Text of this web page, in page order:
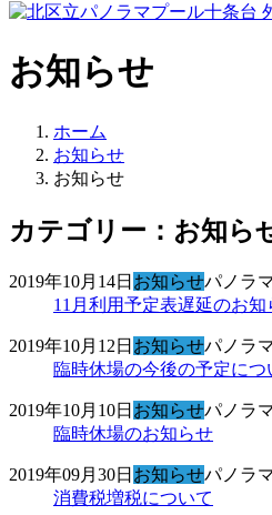
お知らせ
ホーム
お知らせ
お知らせ
カテゴリー：お知ら
2019年10月14日 お知らせパノラ
11月利用予定表遅延のお知
2019年10月12日 お知らせパノラ
臨時休場の今後の予定につ
2019年10月10日 お知らせパノラ
臨時休場のお知らせ
2019年09月30日 お知らせパノラ
消費税増税について